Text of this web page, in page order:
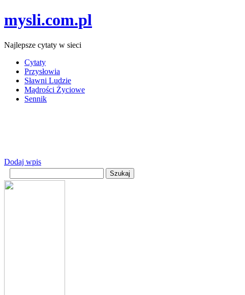
mysli.com.pl
Najlepsze cytaty w sieci
Cytaty
Przysłowia
Sławni Ludzie
Mądrości Życiowe
Sennik
Dodaj wpis